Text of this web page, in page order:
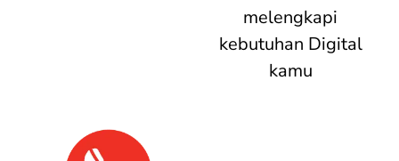
melengkapi
kebutuhan Digital
kamu